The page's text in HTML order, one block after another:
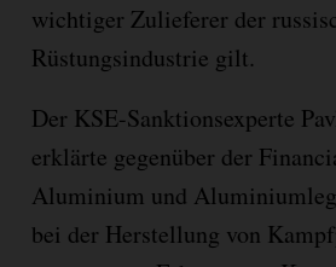
wichtiger Zulieferer der
Rüstungsindustrie gilt.
Der KSE-Sanktionsexperte
erklärte gegenüber der
Aluminium und
bei der Herstellung von